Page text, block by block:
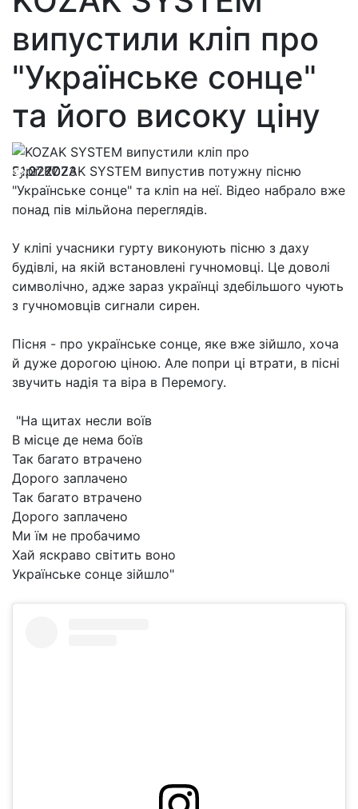
випустили кліп про
"Українське сонце"
та його високу ціну
21.07.2023
2277
Гурт KOZAK SYSTEM випустив потужну пісню
"Українське сонце" та кліп на неї. Відео набрало вже
понад пів мільйона переглядів.
У кліпі учасники гурту виконують пісню з даху
будівлі, на якій встановлені гучномовці. Це доволі
символічно, адже зараз українці здебільшого чують
з гучномовців сигнали сирен.
Пісня - про українське сонце, яке вже зійшло, хоча
й дуже дорогою ціною. Але попри ці втрати, в пісні
звучить надія та віра в Перемогу.
"На щитах несли воїв
В місце де нема боїв
Так багато втрачено
Дорого заплачено
Так багато втрачено
Дорого заплачено
Ми їм не пробачимо
Хай яскраво світить воно
Українське сонце зійшло"